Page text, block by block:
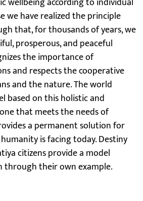
we have realized the principle
that, for thousands of years, we
prosperous, and peaceful
the importance of
and respects the cooperative
and the nature. The world
based on this holistic and
that meets the needs of
a permanent solution for
is facing today. Destiny
citizens provide a model
their own example.